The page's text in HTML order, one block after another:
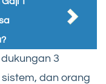
3
dan orang